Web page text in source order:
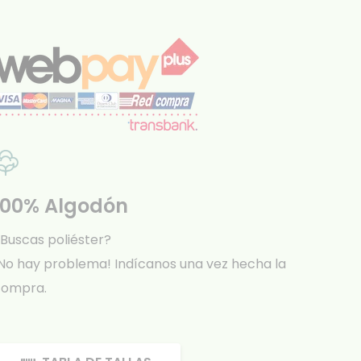
Algodón
poliéster?
hay problema! Indícanos una vez hecha la